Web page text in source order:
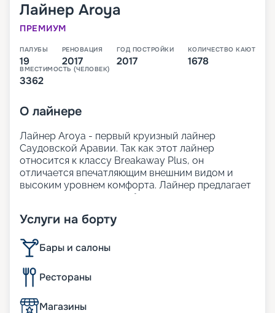
Лайнер Aroya
ПРЕМИУМ
ПАЛУБЫ
19
РЕНОВАЦИЯ
2017
ГОД ПОСТРОЙКИ
2017
КОЛИЧЕСТВО КАЮТ
1678
ВМЕСТИМОСТЬ (ЧЕЛОВЕК)
3362
О лайнере
Лайнер Aroya - первый круизный лайнер
Саудовской Аравии. Так как этот лайнер
относится к классу Breakaway Plus, он
отличается впечатляющим внешним видом и
высоким уровнем комфорта. Лайнер предлагает
просторные, светлые общественные зоны,
представлено множество ресторанов, широкий
категории Villa.
Для россиян самыми привлекательными
являются маршруты, в которых зачастую не
требуются визы. Кроме того, цена на круизы в
навигацию 2025 - 2026 достаточно
привлекательна, а сервисный сбор уже включён
Услуги на борту
Бары и салоны
Рестораны
Магазины